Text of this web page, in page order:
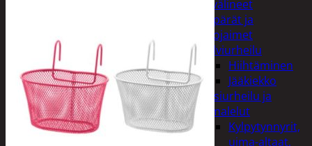
Urheiluvälineet
Kypärät ja
suojaimet
Talviurheilu
Hiihtäminen
Jääkiekko
Vesiurheilu ja
uimalelut
Kylpytynnyrit,
uima-altaat,